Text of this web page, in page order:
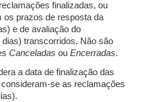
finalizadas, ou
os prazos de resposta da
e de avaliação do
transcorridos. Não são
Canceladas ou Encerradas.
a data de finalização das
se as reclamações